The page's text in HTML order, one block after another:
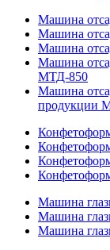
Машина
Машина
Машина
Машина
МТД-850
Машина
продукции
Машина
Машина
Машина